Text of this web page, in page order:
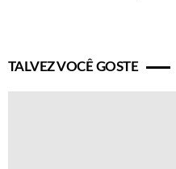
TALVEZ VOCÊ GOSTE